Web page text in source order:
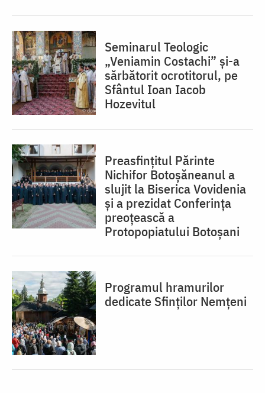
Seminarul Teologic
„Veniamin Costachi” și-a
sărbătorit ocrotitorul, pe
Sfântul Ioan Iacob
Hozevitul
Preasfințitul Părinte
Nichifor Botoșăneanul a
slujit la Biserica Vovidenia
și a prezidat Conferința
preoțească a
Protopopiatului Botoșani
Programul hramurilor
dedicate Sfinților Nemțeni